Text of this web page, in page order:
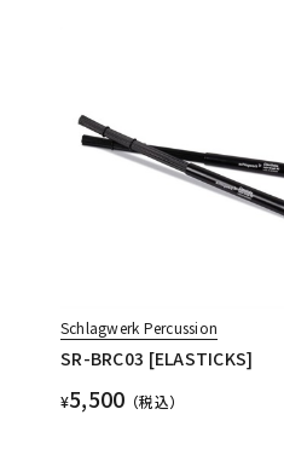
Schlagwerk Percussion
SR-BRC03 [ELASTICKS]
¥5,500 （税込）